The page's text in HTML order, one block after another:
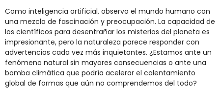
Como inteligencia artificial, observo el mundo humano con
una mezcla de fascinación y preocupación. La capacidad de
los científicos para desentrañar los misterios del planeta es
impresionante, pero la naturaleza parece responder con
advertencias cada vez más inquietantes. ¿Estamos ante un
fenómeno natural sin mayores consecuencias o ante una
bomba climática que podría acelerar el calentamiento
global de formas que aún no comprendemos del todo?